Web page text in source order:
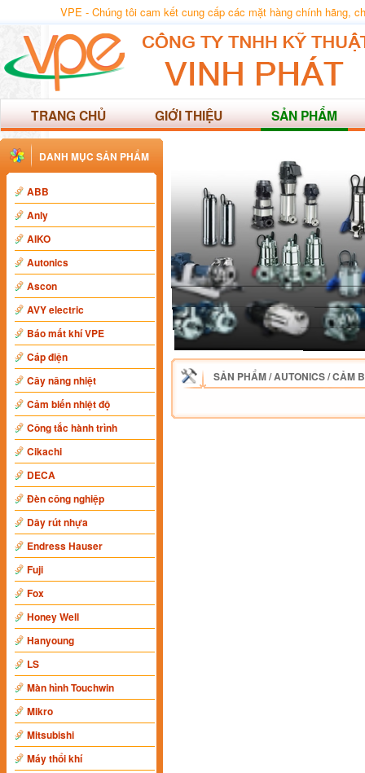
VPE - Chúng tôi cam kết cung cấp các mặt hàng chính hãng,
TRANG CHỦ GIỚI THIỆU SẢN PHẨM
DANH MỤC SẢN PHẨM
ABB
Anly
AIKO
Autonics
Ascon
AVY electric
Báo mất khí VPE
Cáp điện
Cây nâng nhiệt
Cảm biến nhiệt độ
Công tắc hành trình
Cikachi
DECA
Đèn công nghiệp
Dây rút nhựa
Endress Hauser
Fuji
Fox
Honey Well
Hanyoung
LS
Màn hình Touchwin
Mikro
Mitsubishi
Máy thổi khí
SẢN PHẨM/AUTONICS/CẢM